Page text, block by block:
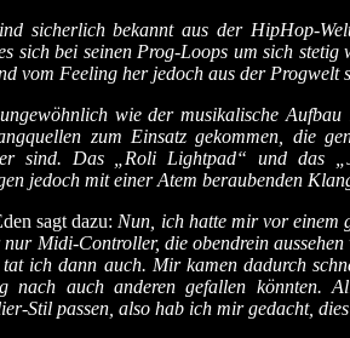
sicherlich bekannt aus der HipHop-
sich bei seinen Prog-Loops um sich
vom Feeling her jedoch aus der Progwelt
wie der musikalische
zum Einsatz gekommen, die
sind. Das „Roli Lightpad“ und das
jedoch mit einer Atem beraubenden
sagt dazu: Nun, ich hatte mir vor einem
nur Midi-Controller, die obendrein
ich dann auch. Mir kamen dadurch
nach auch anderen gefallen könnten.
Stil passen, also hab ich mir gedacht,